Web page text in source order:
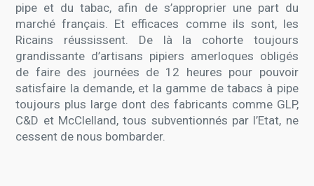
pipe et du tabac, afin de s’approprier une part du
marché français. Et efficaces comme ils sont, les
Ricains réussissent. De là la cohorte toujours
grandissante d’artisans pipiers amerloques obligés
de faire des journées de 12 heures pour pouvoir
satisfaire la demande, et la gamme de tabacs à pipe
toujours plus large dont des fabricants comme GLP,
C&D et McClelland, tous subventionnés par l’Etat, ne
cessent de nous bombarder.